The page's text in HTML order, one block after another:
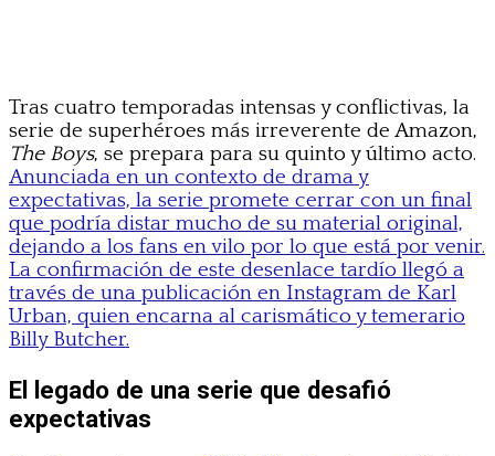
Tras cuatro temporadas intensas y conflictivas, la
serie de superhéroes más irreverente de Amazon,
The Boys, se prepara para su quinto y último acto.
Anunciada en un contexto de drama y
expectativas, la serie promete cerrar con un final
que podría distar mucho de su material original,
dejando a los fans en vilo por lo que está por venir.
La confirmación de este desenlace tardío llegó a
través de una publicación en Instagram de Karl
Urban, quien encarna al carismático y temerario
Billy Butcher.
El legado de una serie que desafió
expectativas